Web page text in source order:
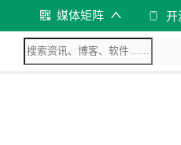
媒体矩阵 开